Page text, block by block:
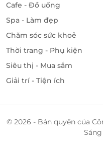
Cafe - Đồ uống
Spa - Làm đẹp
Chăm sóc sức khoẻ
Thời trang - Phụ kiện
Siêu thị - Mua sắm
Giải trí - Tiện ích
© 2026 - Bản quyền của